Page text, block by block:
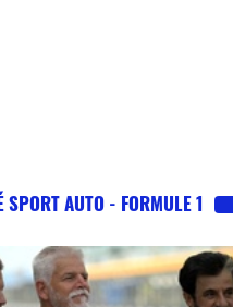
SPORT AUTO - FORMULE 1